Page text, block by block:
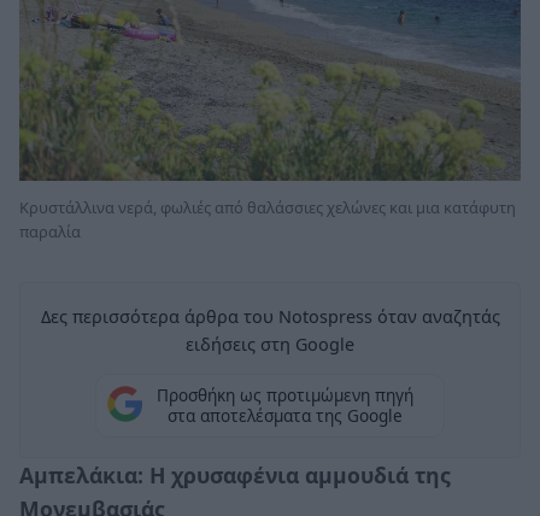
Κρυστάλλινα νερά, φωλιές από θαλάσσιες χελώνες και μια κατάφυτη
παραλία
Δες περισσότερα άρθρα του Notospress όταν αναζητάς
ειδήσεις στη Google
Προσθήκη ως προτιμώμενη πηγή
στα αποτελέσματα της Google
Αμπελάκια: Η χρυσαφένια αμμουδιά της
Μονεμβασιάς